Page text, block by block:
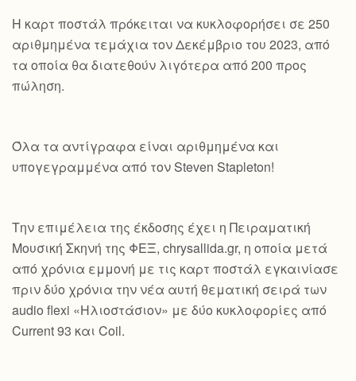
Η καρτ ποστάλ πρόκειται να κυκλοφορήσει σε 250
αριθμημένα τεμάχια τον Δεκέμβριο του 2023, από
τα οποία θα διατεθούν λιγότερα από 200 προς
πώληση.
Όλα τα αντίγραφα είναι αριθμημένα και
υπογεγραμμένα από τον Steven Stapleton!
Την επιμέλεια της έκδοσης έχει η Πειραματική
Μουσική Σκηνή της ΦΕΞ, chrysallida.gr, η οποία μετά
από χρόνια εμμονή με τις καρτ ποστάλ εγκαινίασε
πριν δύο χρόνια την νέα αυτή θεματική σειρά των
audio flexi «Ηλιοστάσιον» με δύο κυκλοφορίες από
Current 93 και Coil.